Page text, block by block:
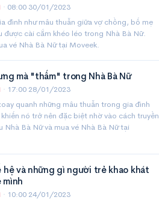
· 08:00 30/01/2023
đình như mâu thuẫn giữa vợ chồng, bố mẹ
cài cắm khéo léo trong Nhà Bà Nữ.
vé Nhà Bà Nữ tại Moveek.
mà "thấm" trong Nhà Bà Nữ
· 17:00 28/01/2023
quanh những mâu thuẫn trong gia đình
nó trở nên đặc biệt nhờ vào cách truyền
Bà Nữ và mua vé Nhà Bà Nữ tại
hệ và những gì người trẻ khao khát
· 10:00 24/01/2023